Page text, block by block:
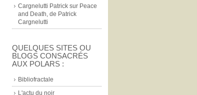
Cargnelutti Patrick sur Peace
and Death, de Patrick
Cargnelutti
QUELQUES SITES OU
BLOGS CONSACRÉS
AUX POLARS :
Bibliofractale
L'actu du noir